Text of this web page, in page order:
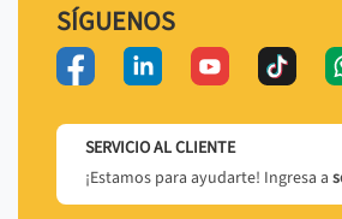
SÍGUENOS
SERVICIO AL CLIENTE
¡Estamos para ayudarte! Ingresa a